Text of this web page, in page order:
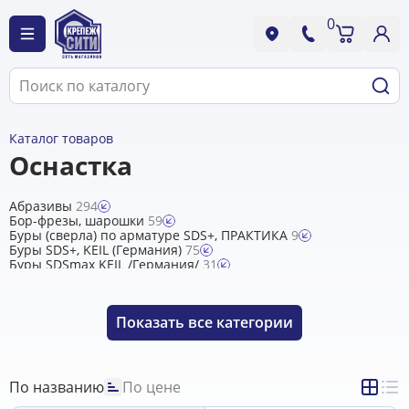
0
Каталог товаров
Оснастка
Абразивы 294
Бор-фрезы, шарошки 59
Буры (сверла) по арматуре SDS+, ПРАКТИКА 9
Буры SDS+, KEIL (Германия) 75
Буры SDSmax KEIL /Германия/ 31
Диски алмазные DISTAR для плиткорезов и отрезных
Диски алмазные DISTAR для УШМ0
Диски пильные BOSCH, MAKITA
Диски пильные CUTOP22
Показать все категории
По названию
По цене